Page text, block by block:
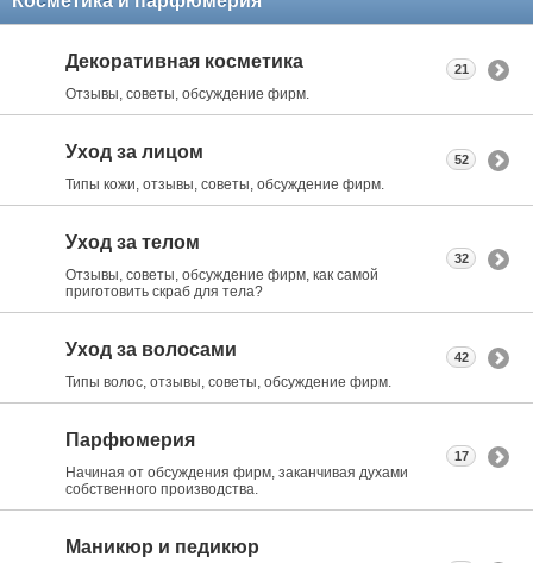
Декоративная косметика
Отзывы, советы, обсуждение фирм.
21
Уход за лицом
Типы кожи, отзывы, советы, обсуждение фирм.
52
Уход за телом
Отзывы, советы, обсуждение фирм, как самой
приготовить скраб для тела?
32
Уход за волосами
Типы волос, отзывы, советы, обсуждение фирм.
42
Парфюмерия
Начиная от обсуждения фирм, заканчивая духами
собственного производства.
17
Маникюр и педикюр